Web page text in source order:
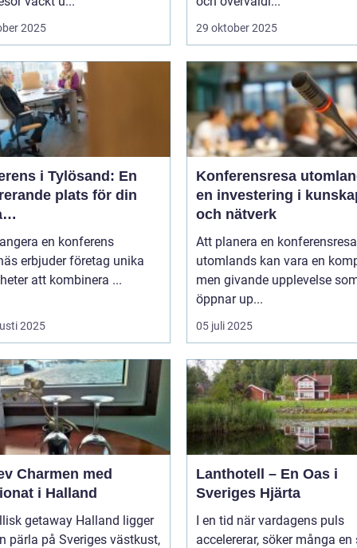
2025 29 oktober 2025
i Tylösand: En
plats för din
en konferens
erbjuder företag unika
att kombinera ...
2025
Konferensresa
en investering i
och nätverk
Att planera en konferensresa
utomlands kan vara en
men givande upplevelse
öppnar up...
05 juli 2025
Charmen med
i Halland
getaway Halland ligger
pärla på Sveriges västkust,
Lanthotell – En Oas i
Sveriges Hjärta
I en tid när vardagens puls
accelererar, söker många en